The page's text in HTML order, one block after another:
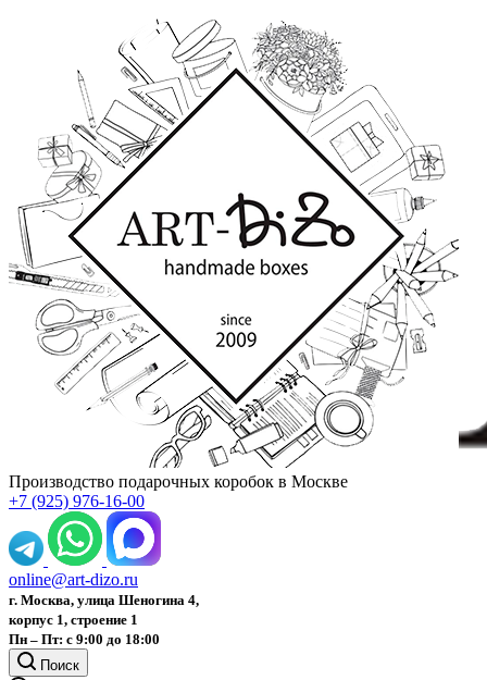
Производство подарочных коробок в Москве
+7 (925) 976-16-00
online@art-dizo.ru
г. Москва, улица Шеногина 4,
корпус 1, строение 1
Пн – Пт: с 9:00 до 18:00
Поиск